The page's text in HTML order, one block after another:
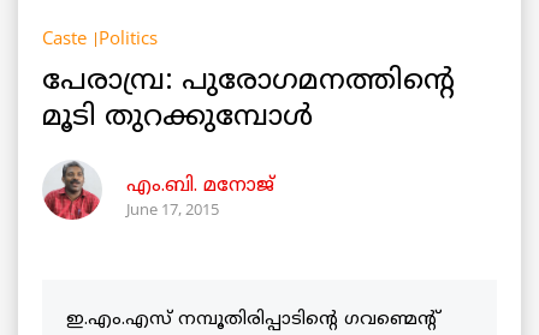
Caste Politics
പേരാമ്പ്ര: പുരോഗമനത്തിന്റെ
മൂടി തുറക്കുമ്പോള്‍
എം.ബി. മനോജ്
June 17, 2015
ഇ.എം.എസ് നമ്പൂതിരിപ്പാടിന്റെ ഗവണ്മെന്റ്